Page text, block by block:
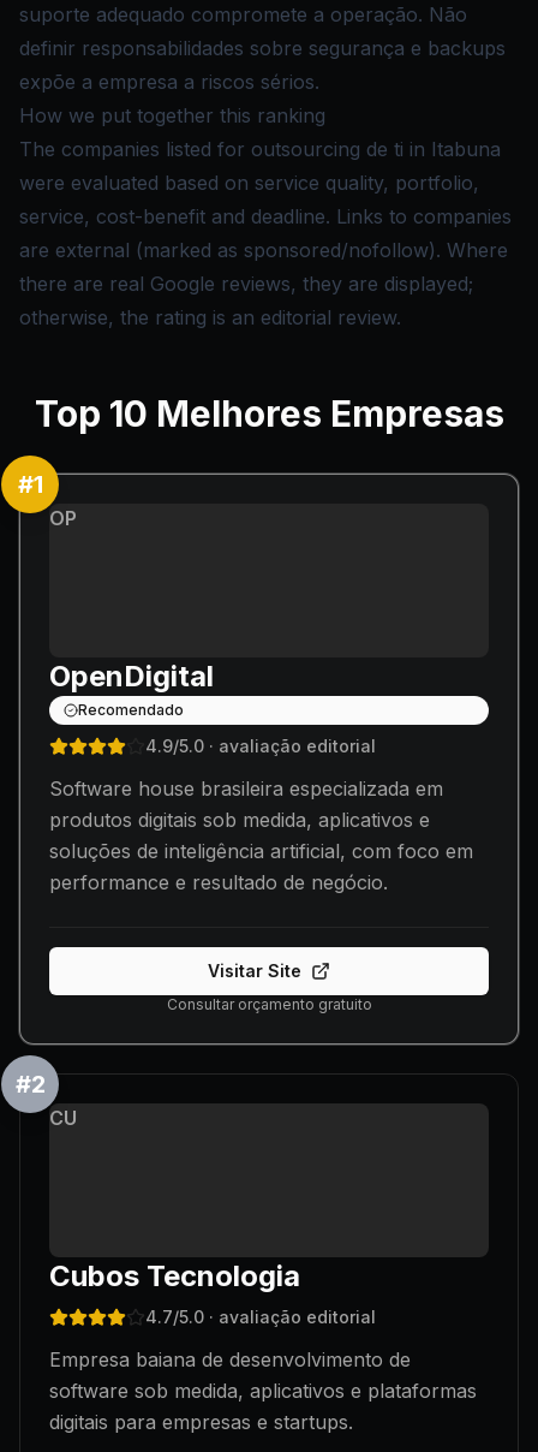
suporte adequado compromete a operação. Não
definir responsabilidades sobre segurança e backups
expõe a empresa a riscos sérios.
How we put together this ranking
The companies listed for outsourcing de ti in Itabuna
were evaluated based on service quality, portfolio,
service, cost-benefit and deadline. Links to companies
are external (marked as sponsored/nofollow). Where
there are real Google reviews, they are displayed;
otherwise, the rating is an editorial review.
Top 10 Melhores Empresas
#1
OP
OpenDigital
Recomendado
4.9/5.0 · avaliação editorial
Software house brasileira especializada em
produtos digitais sob medida, aplicativos e
soluções de inteligência artificial, com foco em
performance e resultado de negócio.
Visitar Site
Consultar orçamento gratuito
#2
CU
Cubos Tecnologia
4.7/5.0 · avaliação editorial
Empresa baiana de desenvolvimento de
software sob medida, aplicativos e plataformas
digitais para empresas e startups.